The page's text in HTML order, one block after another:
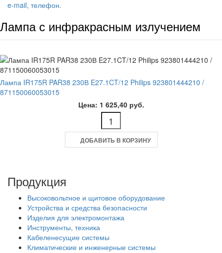
e-mail, телефон.
Лампа с инфракрасным излучением
Лампа IR175R PAR38 230В E27.1CT/12 Philips 923801444210 /
871150060053015
Цена: 1 625,40 руб.
ДОБАВИТЬ В КОРЗИНУ
Продукция
Высоковольтное и щитовое оборудование
Устройства и средства безопасности
Изделия для электромонтажа
Инструменты, техника
Кабеленесущие системы
Климатические и инженерные системы